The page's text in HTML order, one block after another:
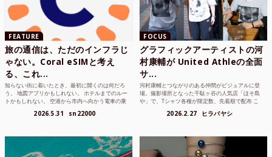
FEATURE
旅の通信は、ただのインフラじ
ゃない。Coral eSIMと考え
る、これ...
知らない街に着いたとき、最初に開くのは何だろ
う。 地図アプリかもしれない。 ホテルまでのルー
トかもしれない。 空港から市内へ向かう電車の乗
2026.5.31 sn22000
FOCUS
グラフィックアーティストの河
村康輔が United Athleの全面
サ...
河村康輔とつながりのある仲間がビジュアルに登
場。撮影場所となった千駄ヶ谷の人気店「ほそ島
や」で、Tシャツ各種が限定数、先着順で配布 こ
2026.2.27 ヒラバヤシ